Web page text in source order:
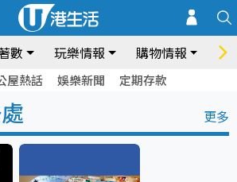
數 玩樂情報 購物情報 飲
屋熱話 娛樂新聞 定期存款
更多